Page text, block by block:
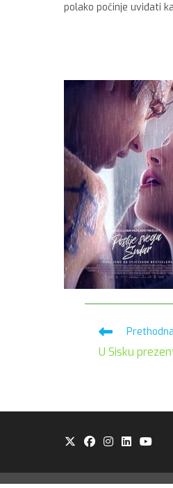
polako počinje uviđati
Pročitaj
članaka
U Sisku